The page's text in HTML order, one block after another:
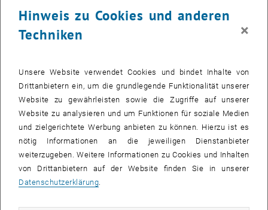
Seit 2016 führt die TU Wien in Abstimmung mit der Universität Wien
ein zweistufiges Aufnahmeverfahren für die Bachelorstudien der
Sommersemester begonnen werden soll. Anmeldungen für das
kommende Studienjahr waren bis zum 15. Mai möglich. Auf 581
verfügbare Studienplätze kamen an der TU Wien 1.071 gültigen
Registrierungen, von denen 919 zum Reihungstest erschienen.
Ungebrochenes Interesse an Informatikstudien
Für die in den Leistungsvereinbarungen festgelegten 581
Studienplätze pro Jahr haben sich 1.071 Interessent_innen
registriert, eine Steigerung zum Vorjahr mit 1.018 Registrierungen.
Hinweis zu Cookies und anderen
Techniken
×
Unsere Website verwendet Cookies und bindet Inhalte von
Drittanbietern ein, um die grundlegende Funktionalität unserer
Website zu gewährleisten sowie die Zugriffe auf unserer
Website zu analysieren und um Funktionen für soziale Medien
und zielgerichtete Werbung anbieten zu können. Hierzu ist es
nötig Informationen an die jeweiligen Dienstanbieter
weiterzugeben. Weitere Informationen zu Cookies und Inhalten
von Drittanbietern auf der Website finden Sie in unserer
Datenschutzerklärung.